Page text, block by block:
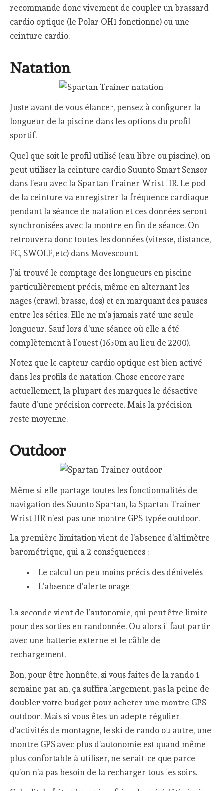
recommande donc vivement de coupler un brassard
cardio optique (le Polar OH1 fonctionne) ou une
ceinture cardio.
Natation
Juste avant de vous élancer, pensez à configurer la
longueur de la piscine dans les options du profil
sportif.
Quel que soit le profil utilisé (eau libre ou piscine), on
peut utiliser la ceinture cardio Suunto Smart Sensor
dans l’eau avec la Spartan Trainer Wrist HR. Le pod
de la ceinture va enregistrer la fréquence cardiaque
pendant la séance de natation et ces données seront
synchronisées avec la montre en fin de séance. On
retrouvera donc toutes les données (vitesse, distance,
FC, SWOLF, etc) dans Movescount.
J’ai trouvé le comptage des longueurs en piscine
particulièrement précis, même en alternant les
nages (crawl, brasse, dos) et en marquant des pauses
entre les séries. Elle ne m’a jamais raté une seule
longueur. Sauf lors d’une séance où elle a été
complètement à l’ouest (1650m au lieu de 2200).
Notez que le capteur cardio optique est bien activé
dans les profils de natation. Chose encore rare
actuellement, la plupart des marques le désactive
faute d’une précision correcte. Mais la précision
reste moyenne.
Outdoor
Même si elle partage toutes les fonctionnalités de
navigation des Suunto Spartan, la Spartan Trainer
Wrist HR n’est pas une montre GPS typée outdoor.
La première limitation vient de l’absence d’altimètre
barométrique, qui a 2 conséquences :
Le calcul un peu moins précis des dénivelés
L’absence d’alerte orage
La seconde vient de l’autonomie, qui peut être limite
pour des sorties en randonnée. Ou alors il faut partir
avec une batterie externe et le câble de
rechargement.
Bon, pour être honnête, si vous faites de la rando 1
semaine par an, ça suffira largement, pas la peine de
doubler votre budget pour acheter une montre GPS
outdoor. Mais si vous êtes un adepte régulier
d’activités de montagne, le ski de rando ou autre, une
montre GPS avec plus d’autonomie est quand même
plus confortable à utiliser, ne serait-ce que parce
qu’on n’a pas besoin de la recharger tous les soirs.